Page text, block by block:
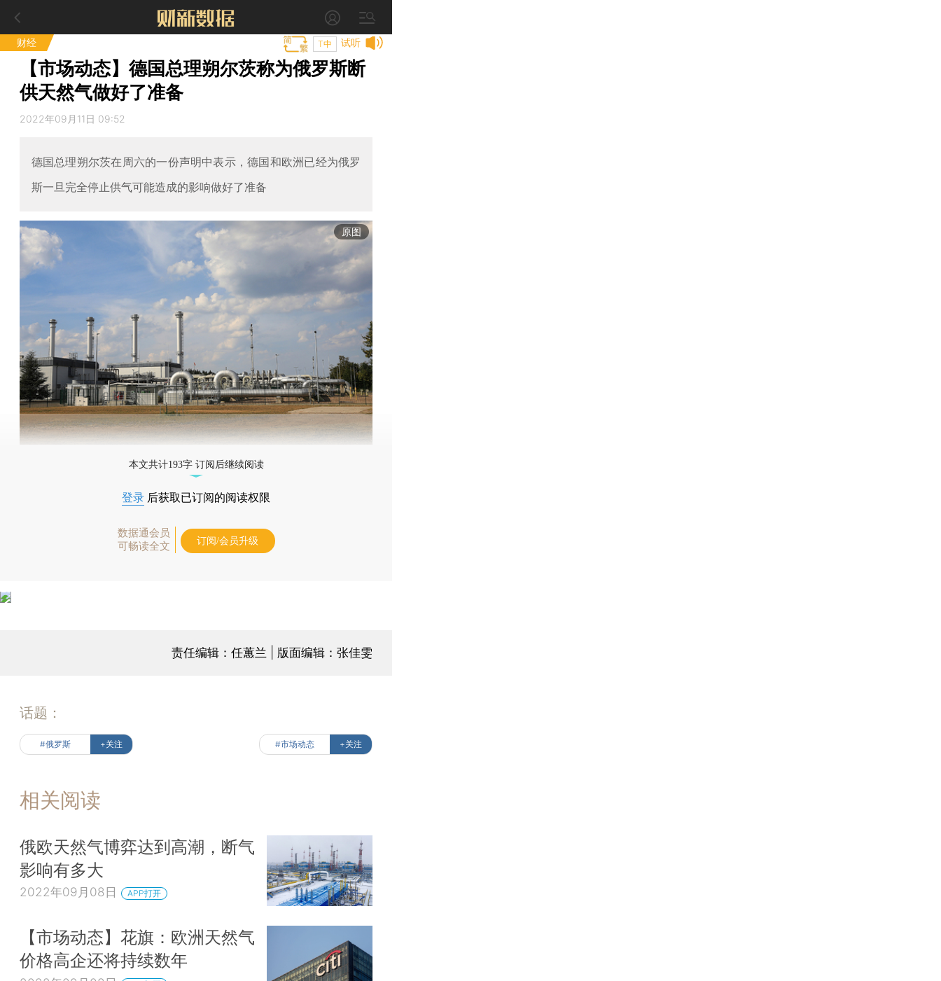
财经 试听
T中
【市场动态】德国总理朔尔茨称为俄罗斯断
供天然气做好了准备
2022年09月11日 09:52
德国总理朔尔茨在周六的一份声明中表示，德国和欧洲已经为俄罗
斯一旦完全停止供气可能造成的影响做好了准备
原图
本文共计193字 订阅后继续阅读
登录 后获取已订阅的阅读权限
数据通会员
可畅读全文
订阅/会员升级
责任编辑：任蕙兰 | 版面编辑：张佳雯
话题：
#俄罗斯 +关注 #市场动态 +关注
相关阅读
俄欧天然气博弈达到高潮，断气
影响有多大
2022年09月08日 APP打开
【市场动态】花旗：欧洲天然气
价格高企还将持续数年